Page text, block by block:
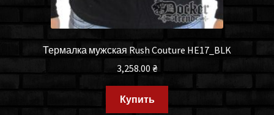
Термалка мужская Rush Couture HE17_BLK
3,258.00 ₴
Купить